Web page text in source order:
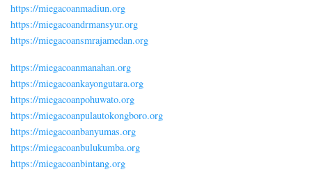
https://miegacoanmadiun.org
https://miegacoandrmansyur.org
https://miegacoansmrajamedan.org
https://miegacoanmanahan.org
https://miegacoankayongutara.org
https://miegacoanpohuwato.org
https://miegacoanpulautokongboro.org
https://miegacoanbanyumas.org
https://miegacoanbulukumba.org
https://miegacoanbintang.org